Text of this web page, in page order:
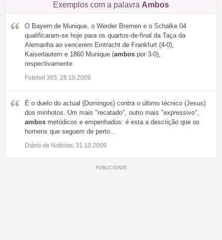
Exemplos com a palavra Ambos
O Bayern de Munique, o Werder Bremen e o Schalke 04
qualificaram-se hoje para os quartos-de-final da Taça da
Alemanha ao vencerem Eintracht de Frankfurt (4-0),
Kaiserlautern e 1860 Munique (ambos por 3-0),
respectivamente.
Futebol 365, 28.10.2009
É o duelo do actual (Domingos) contra o último técnico (Jesus)
dos minhotos. Um mais "recatado", outro mais "expressivo",
ambos metódicos e empenhados: é esta a descrição que os
homens que seguem de perto...
Diário de Notícias, 31.10.2009